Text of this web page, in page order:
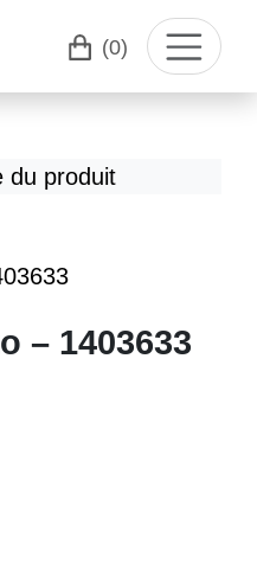
(0)
– 1403633